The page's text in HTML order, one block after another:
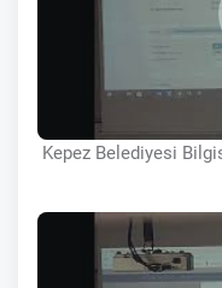
Kepez Belediyesi